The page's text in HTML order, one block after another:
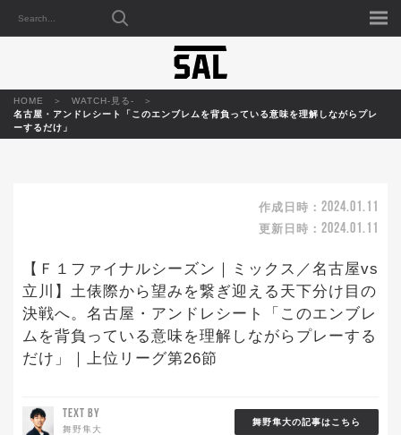
HOME
WATCH-見る-
名古屋・アンドレシート「このエンブレムを背負っている意味を理解しながらプレ
ーするだけ」
作成日時： 2024.01.11
更新日時： 2024.01.11
【Ｆ１ファイナルシーズン｜ミックス／名古屋vs
立川】土俵際から望みを繋ぎ迎える天下分け目の
決戦へ。名古屋・アンドレシート「このエンブレ
ムを背負っている意味を理解しながらプレーする
だけ」｜上位リーグ第26節
TEXT BY
舞野隼大
舞野隼大の記事はこちら